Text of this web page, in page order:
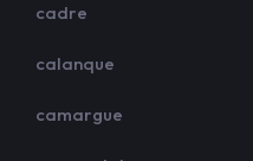
cadre
calanque
camargue